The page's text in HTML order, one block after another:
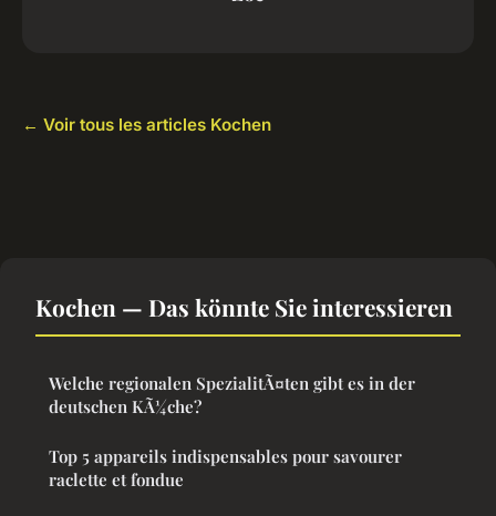
← Voir tous les articles Kochen
Kochen — Das könnte Sie interessieren
Welche regionalen SpezialitÃ¤ten gibt es in der
deutschen KÃ¼che?
Top 5 appareils indispensables pour savourer
raclette et fondue